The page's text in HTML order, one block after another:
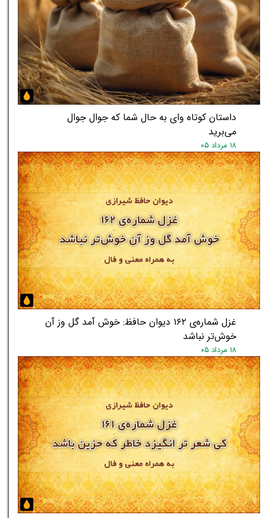
★★
داستان کوتاه وای به حال شما که جوال جوال
می‌برید
۱۸ مرداد ۰۵
غزل شماره‌ی ۱۶۲ دیوان حافظ: خوش آمد گل وز آن
خوش‌تر نباشد
۱۸ مرداد ۰۵